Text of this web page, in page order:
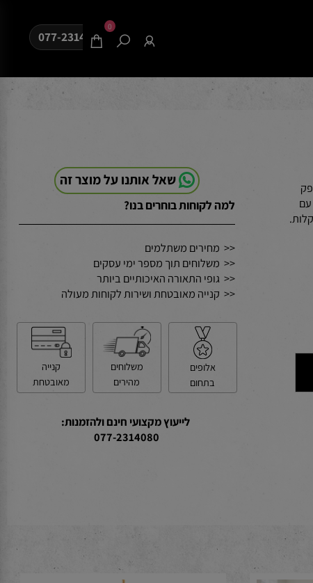
077-2314080
0
שאל אותנו על מוצר זה
למה לקוחות בוחרים בנו?
<< מחירים משתלמים
<< משלוחים תוך מספר ימי עסקים
<< גופי התאורה האיכותיים ביותר
<< קנייה מאובטחת ושירות לקוחות מעולה
אלופים
בתחום
משלוחים
מהירים
קנייה
מאובטחת
לייעוץ מקצועי חינם ולהזמנות: